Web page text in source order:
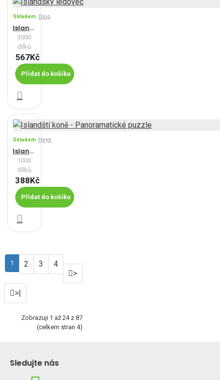
Skladem Dino
Islandský ledovec
3000
dílků
567Kč
Přidat do košíku
Skladem Heye
Islandští koně - Panoramatické puzzle
1000
dílků
388Kč
Přidat do košíku
1 2 3
4
>
>|
Zobrazuji 1 až 24 z 87
(celkem stran 4)
Sledujte nás